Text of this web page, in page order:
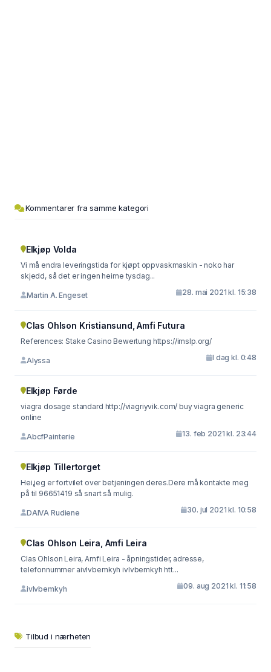
Kommentarer fra samme kategori
Elkjøp Volda
Vi må endra leveringstida for kjøpt oppvaskmaskin - noko har
skjedd, så det er ingen heime tysdag...
Martin A. Engeset 28. mai 2021 kl. 15:38
Clas Ohlson Kristiansund, Amfi Futura
References: Stake Casino Bewertung https://imslp.org/
Alyssa I dag kl. 0:48
Elkjøp Førde
viagra dosage standard http://viagriyvik.com/ buy viagra generic
online
AbcfPainterie 13. feb 2021 kl. 23:44
Elkjøp Tillertorget
Hei,jeg er fortvilet over betjeningen deres.Dere må kontakte meg
på til 96651419 så snart så mulig.
DAIVA Rudiene 30. jul 2021 kl. 10:58
Clas Ohlson Leira, Amfi Leira
Clas Ohlson Leira, Amfi Leira - åpningstider, adresse,
telefonnummer aivlvbemkyh ivlvbemkyh htt...
ivlvbemkyh 09. aug 2021 kl. 11:58
Tilbud i nærheten